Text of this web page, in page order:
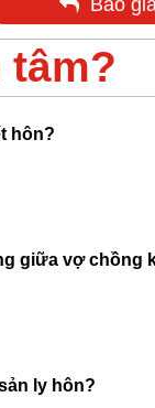
Báo
tâm?
hôn?
giữa vợ chồng
ly hôn?